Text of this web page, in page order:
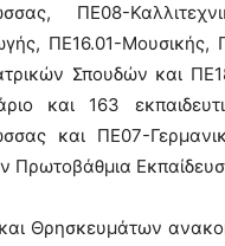
ΠΕ08-
ΠΕ16.01-
Σπουδών και
και 163
και ΠΕ07-
Πρωτοβάθμια
Θρησκευμάτων